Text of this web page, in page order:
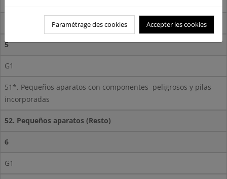
42. Grandes aparatos (Resto)
5
G1
51*. Pequeños aparatos con componentes peligrosos y pilas
incorporadas
52. Pequeños aparatos (Resto)
6
G1
Paramétrage des cookies Accepter les cookies